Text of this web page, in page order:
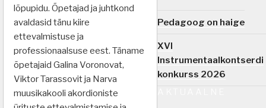
lõpupidu. Õpetajad ja juhtkond
avaldasid tänu kiire
ettevalmistuse ja
professionaalsuse eest. Täname
õpetajaid Galina Voronovat,
Viktor Tarassovit ja Narva
muusikakooli akordioniste
Pedagoog on haige
XVI
Instrumentaalkontserdi
konkurss 2026